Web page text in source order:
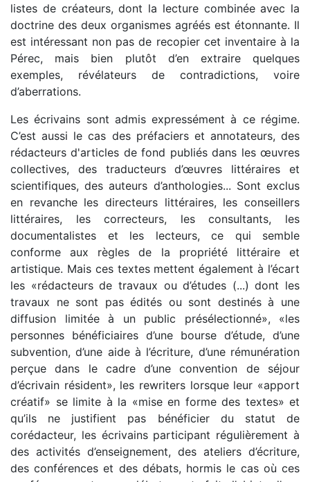
listes de créateurs, dont la lecture combinée avec la
doctrine des deux organismes agréés est étonnante. Il
est intéressant non pas de recopier cet inventaire à la
Pérec, mais bien plutôt d’en extraire quelques
exemples, révélateurs de contradictions, voire
d’aberrations.
Les écrivains sont admis expressément à ce régime.
C’est aussi le cas des préfaciers et annotateurs, des
rédacteurs d'articles de fond publiés dans les œuvres
collectives, des traducteurs d’œuvres littéraires et
scientifiques, des auteurs d’anthologies... Sont exclus
en revanche les directeurs littéraires, les conseillers
littéraires, les correcteurs, les consultants, les
documentalistes et les lecteurs, ce qui semble
conforme aux règles de la propriété littéraire et
artistique. Mais ces textes mettent également à l’écart
les «rédacteurs de travaux ou d’études (...) dont les
travaux ne sont pas édités ou sont destinés à une
diffusion limitée à un public présélectionné», «les
personnes bénéficiaires d’une bourse d’étude, d’une
subvention, d’une aide à l’écriture, d’une rémunération
perçue dans le cadre d’une convention de séjour
d’écrivain résident», les rewriters lorsque leur «apport
créatif» se limite à la «mise en forme des textes» et
qu’ils ne justifient pas bénéficier du statut de
corédacteur, les écrivains participant régulièrement à
des activités d’enseignement, des ateliers d’écriture,
des conférences et des débats, hormis le cas où ces